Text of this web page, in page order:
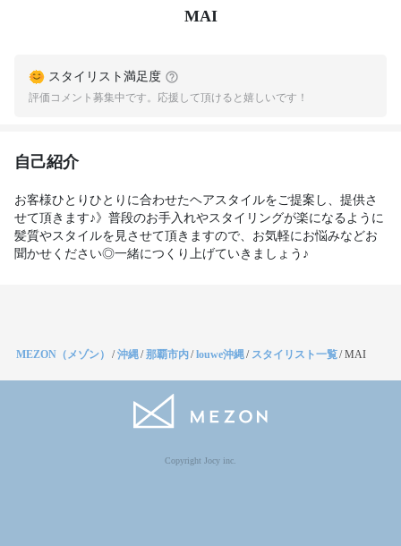
MAI
スタイリスト満足度
評価コメント募集中です。応援して頂けると嬉しいです！
自己紹介
お客様ひとりひとりに合わせたヘアスタイルをご提案し、提供さ
せて頂きます♪》普段のお手入れやスタイリングが楽になるように
髪質やスタイルを見させて頂きますので、お気軽にお悩みなどお
聞かせください◎一緒につくり上げていきましょう♪
MEZON（メゾン） /沖縄/那覇市内/louwe沖縄/ スタイリスト一覧/MAI
Copyright Jocy inc.